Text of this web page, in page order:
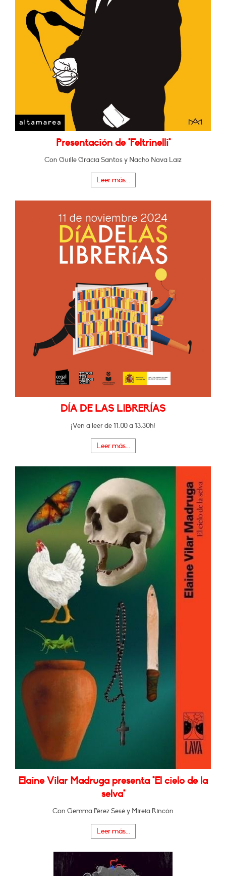
Presentación de "Feltrinelli"
Con Guille Gracia Santos y Nacho Nava Laiz
Leer más...
DÍA DE LAS LIBRERÍAS
¡Ven a leer de 11.00 a 13.30h!
Leer más...
Elaine Vilar Madruga presenta "El cielo de la
selva"
Con Gemma Pérez Sesé y Mireia Rincón
Leer más...